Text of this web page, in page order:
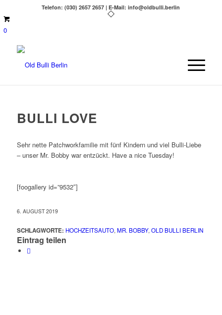
Telefon: (030) 2657 2657 | E-Mail: info@oldbulli.berlin
0
BULLI LOVE
Sehr nette Patchworkfamilie mit fünf Kindern und viel Bulli-Liebe
– unser Mr. Bobby war entzückt. Have a nice Tuesday!
[foogallery id=”9532″]
6. AUGUST 2019
SCHLAGWORTE: HOCHZEITSAUTO, MR. BOBBY, OLD BULLI BERLIN
Eintrag teilen